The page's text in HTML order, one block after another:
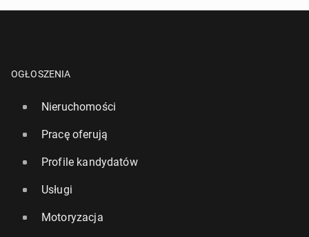
OGŁOSZENIA
Nieruchomości
Pracę oferują
Profile kandydatów
Usługi
Motoryzacja